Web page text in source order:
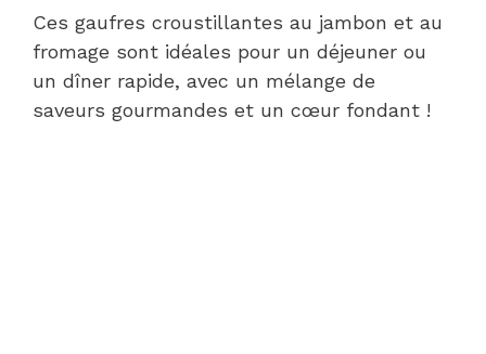
Ces gaufres croustillantes au jambon et au
fromage sont idéales pour un déjeuner ou
un dîner rapide, avec un mélange de
saveurs gourmandes et un cœur fondant !